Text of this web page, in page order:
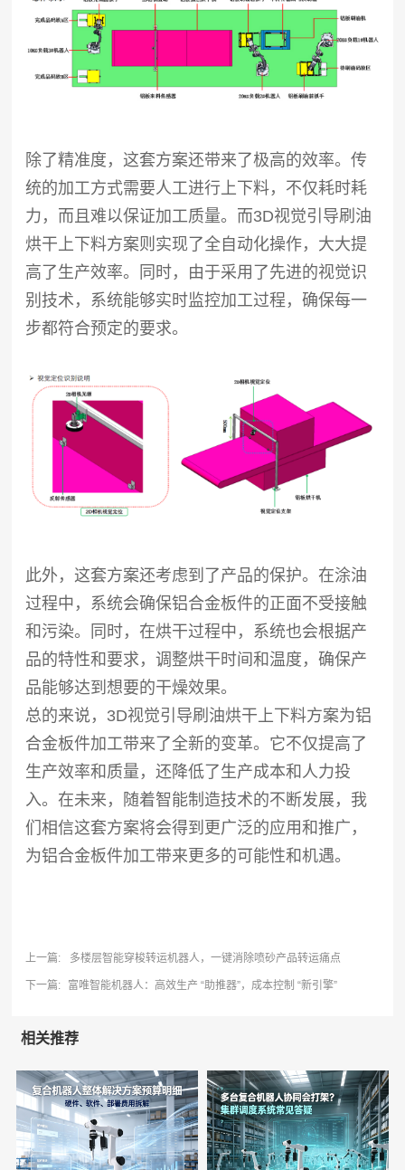
除了精准度，这套方案还带来了极高的效率。传
统的加工方式需要人工进行上下料，不仅耗时耗
力，而且难以保证加工质量。而3D视觉引导刷油
烘干上下料方案则实现了全自动化操作，大大提
高了生产效率。同时，由于采用了先进的视觉识
别技术，系统能够实时监控加工过程，确保每一
步都符合预定的要求。
此外，这套方案还考虑到了产品的保护。在涂油
过程中，系统会确保铝合金板件的正面不受接触
和污染。同时，在烘干过程中，系统也会根据产
品的特性和要求，调整烘干时间和温度，确保产
品能够达到想要的干燥效果。
总的来说，3D视觉引导刷油烘干上下料方案为铝
合金板件加工带来了全新的变革。它不仅提高了
生产效率和质量，还降低了生产成本和人力投
入。在未来，随着智能制造技术的不断发展，我
们相信这套方案将会得到更广泛的应用和推广，
为铝合金板件加工带来更多的可能性和机遇。
上一篇: 多楼层智能穿梭转运机器人，一键消除喷砂产品转运痛点
下一篇: 富唯智能机器人：高效生产 “助推器”，成本控制 “新引擎”
相关推荐